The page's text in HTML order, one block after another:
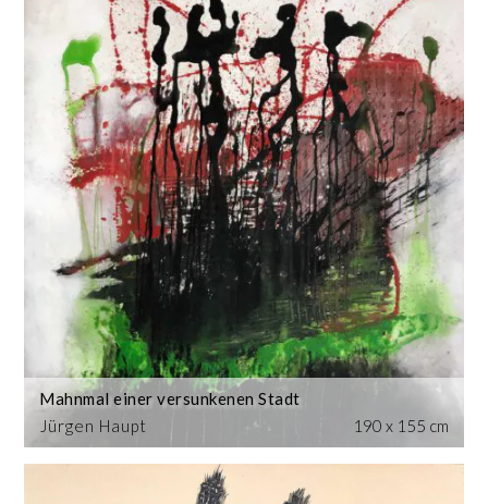
Jürgen Haupt
Mahnmal einer versunkenen Stadt
190 x 155 cm